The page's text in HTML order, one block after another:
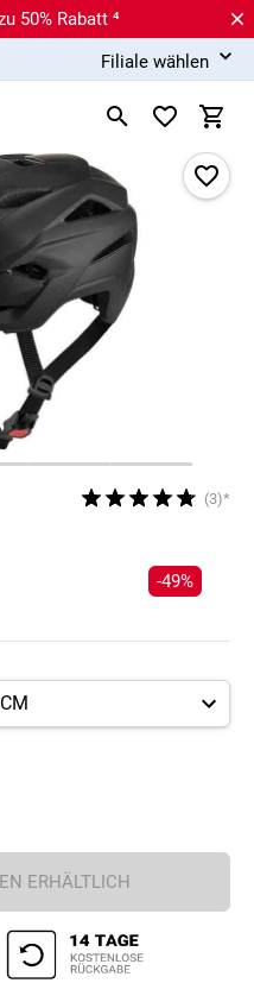
50% Rabatt ⁴
Filiale wählen
(3)*
-49%
ERHÄLTLICH